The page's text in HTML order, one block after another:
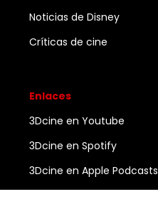
Noticias de Disney
Críticas de cine
Enlaces
3Dcine en Youtube
3Dcine en Spotify
3Dcine en Apple Podcasts